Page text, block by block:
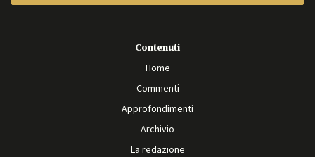
Contenuti
Home
Commenti
Approfondimenti
Archivio
La redazione